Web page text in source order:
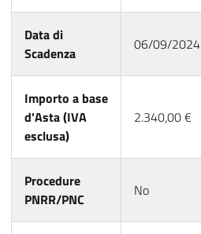
Data di
Scadenza
06/09/2024
Importo a base
d'Asta (IVA
esclusa)
2.340,00 €
Procedure
PNRR/PNC
No